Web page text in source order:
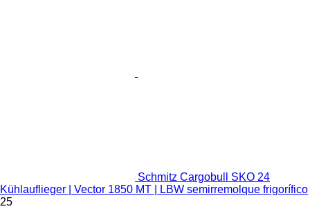
Schmitz Cargobull SKO 24
Kühlauflieger | Vector 1850 MT | LBW semirremolque frigorífico
25